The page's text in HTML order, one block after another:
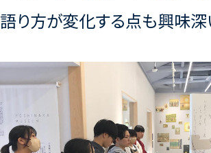
語り方が変化する点も興味深